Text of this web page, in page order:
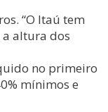
“O Itaú tem
altura dos
no primeiro
mínimos e